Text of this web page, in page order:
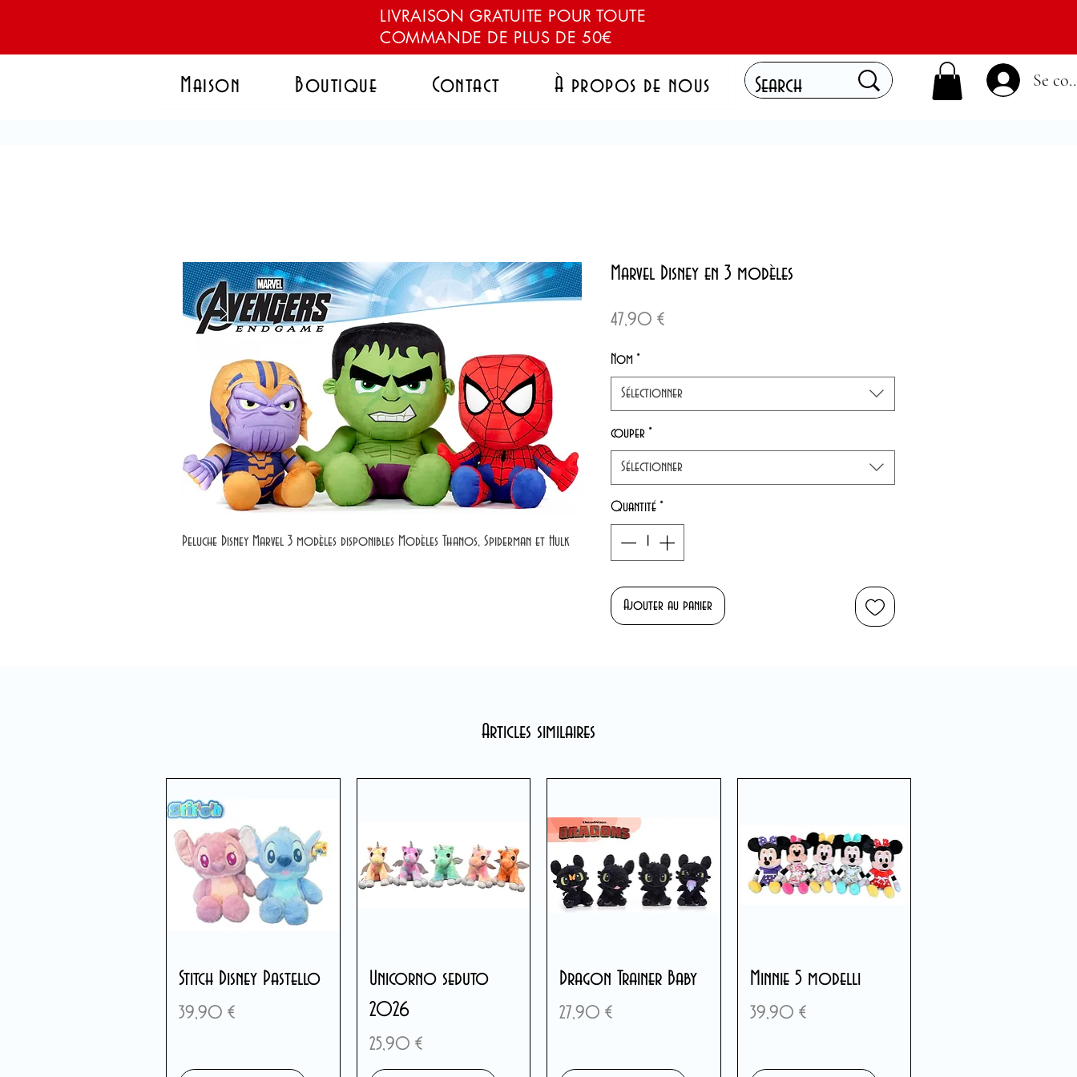
LIVRAISON GRATUITE POUR TOUTE
COMMANDE DE PLUS DE 50€
Maison Boutique Contact À propos de nous Se
Peluche Disney Marvel 3 modèles disponibles Modèles Thanos, Spiderman et Hulk
Marvel Disney en 3 modèles
47,90 €Prix
Nom *
Sélectionner
couper *
Sélectionner
Quantité *
Ajouter au panier
Articles similaires
Stitch Disney Pastello
Prix
39,90 €
Unicorno seduto
2026
Prix
25,90 €
Dragon Trainer Baby
Prix
27,90 €
Minnie 5 modelli
Prix
39,90 €